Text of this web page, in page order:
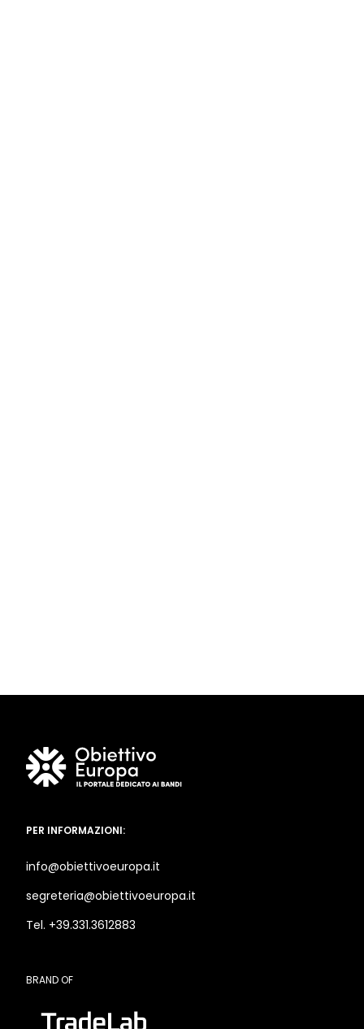
PER INFORMAZIONI:
info@obiettivoeuropa.it
segreteria@obiettivoeuropa.it
Tel. +39.331.3612883
BRAND OF